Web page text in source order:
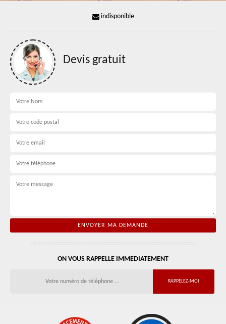
indisponible
Devis gratuit
ON VOUS RAPPELLE IMMEDIATEMENT